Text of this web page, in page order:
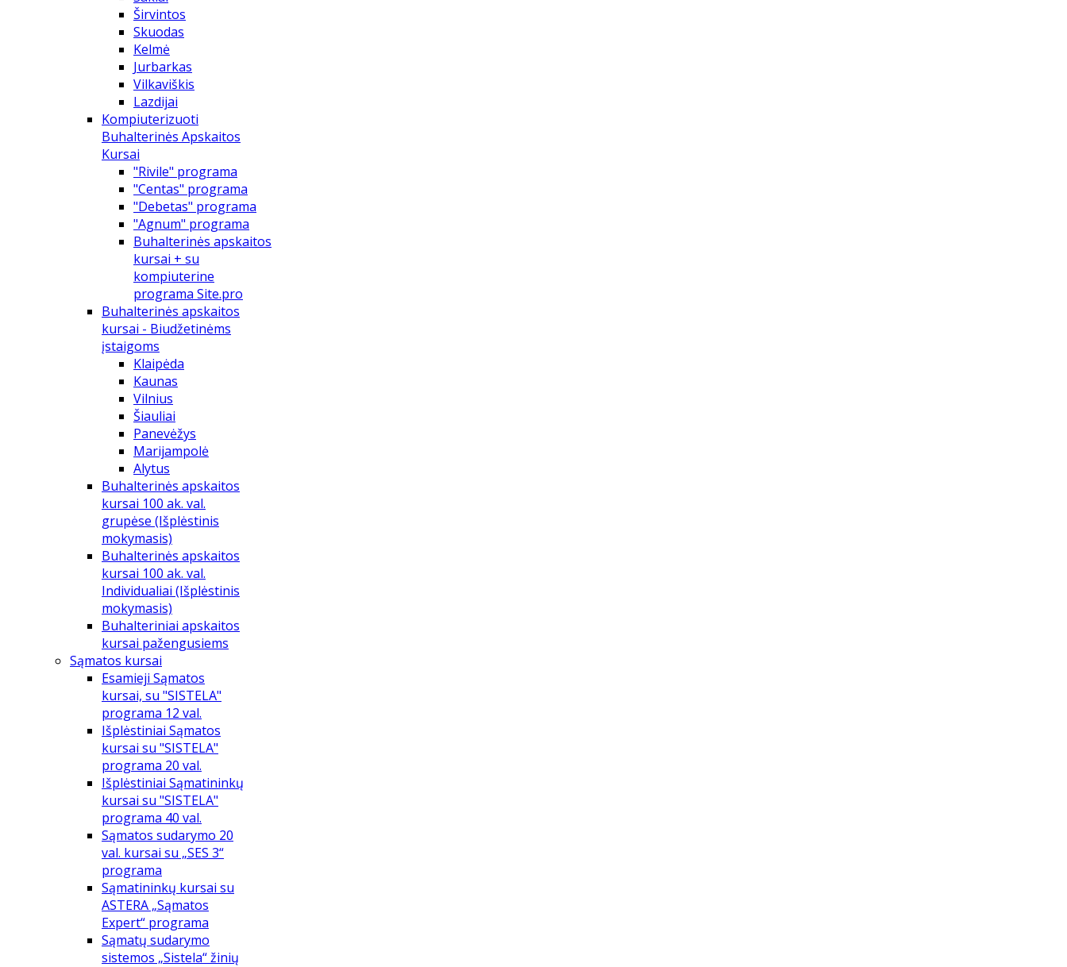
Širvintos
Skuodas
Kelmė
Jurbarkas
Vilkaviškis
Lazdijai
Kompiuterizuoti
Buhalterinės Apskaitos
Kursai
"Rivile" programa
"Centas" programa
"Debetas" programa
"Agnum" programa
Buhalterinės apskaitos
kursai + su
kompiuterine
programa Site.pro
Buhalterinės apskaitos
kursai - Biudžetinėms
įstaigoms
Klaipėda
Kaunas
Vilnius
Šiauliai
Panevėžys
Marijampolė
Alytus
Buhalterinės apskaitos
kursai 100 ak. val.
grupėse (Išplėstinis
mokymasis)
Buhalterinės apskaitos
kursai 100 ak. val.
Individualiai (Išplėstinis
mokymasis)
Buhalteriniai apskaitos
kursai pažengusiems
Sąmatos kursai
Esamieji Sąmatos
kursai, su "SISTELA"
programa 12 val.
Išplėstiniai Sąmatos
kursai su "SISTELA"
programa 20 val.
Išplėstiniai Sąmatininkų
kursai su "SISTELA"
programa 40 val.
Sąmatos sudarymo 20
val. kursai su „SES 3“
programa
Sąmatininkų kursai su
ASTERA „Sąmatos
Expert“ programa
Sąmatų sudarymo
sistemos „Sistela“ žinių